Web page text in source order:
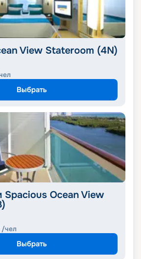
View Stateroom (4N)
Выбрать
Ocean View
/чел
Выбрать